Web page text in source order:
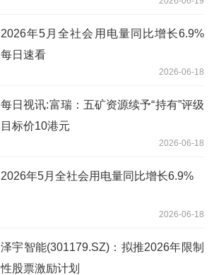
2026年5月全社会用电量同比增长6.9%
每日速看
2026-06-18
每日视讯:富瑞：五矿资源续予“持有”评级
目标价10港元
2026-06-18
2026年5月全社会用电量同比增长6.9%
2026-06-18
泽宇智能(301179.SZ)：拟推2026年限制
性股票激励计划